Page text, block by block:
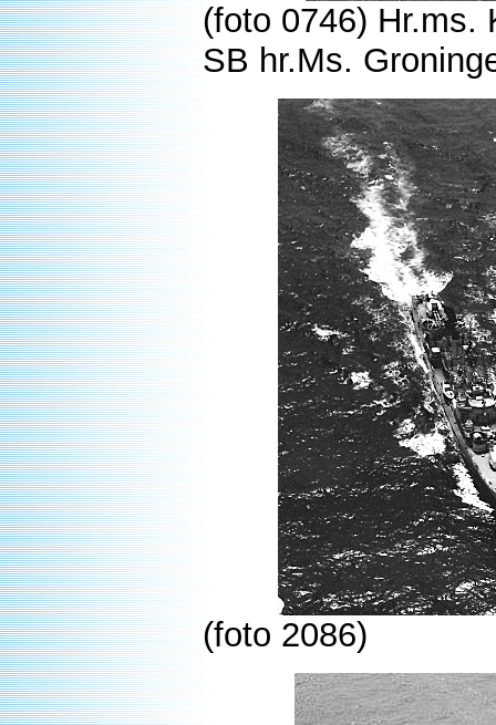
(foto 0746) Hr.ms.
SB hr.Ms.
(foto 2086)